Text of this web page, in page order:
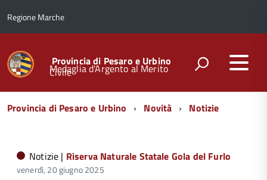
Regione Marche
Provincia di Pesaro e Urbino
Medaglia d'Argento al Merito
Civile
Menu
diProvincia di Pesaro e Urbino Novità Notizie
Notizie | Riserva Naturale Statale Gola del Furlo
venerdì, 20 giugno 2025